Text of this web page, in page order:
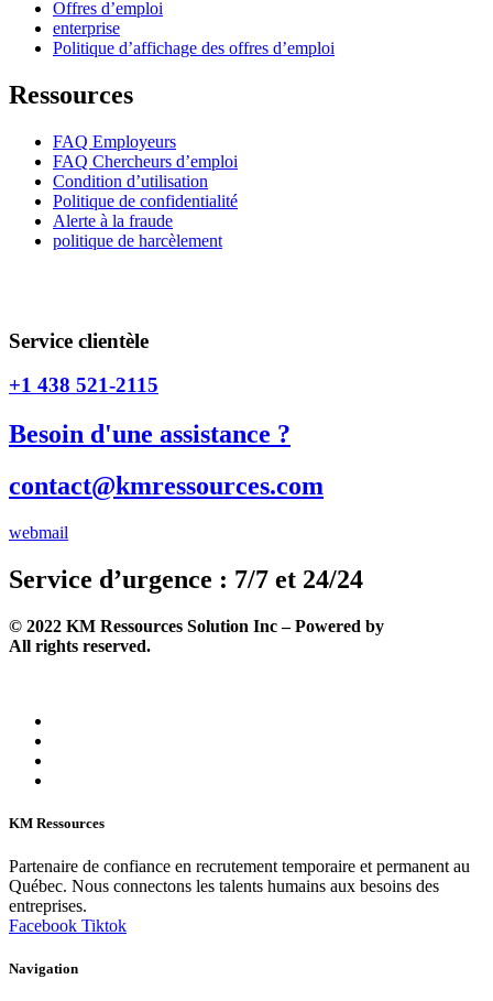
Offres d’emploi
enterprise
Politique d’affichage des offres d’emploi
Ressources
FAQ Employeurs
FAQ Chercheurs d’emploi
Condition d’utilisation
Politique de confidentialité
Alerte à la fraude
politique de harcèlement
Service clientèle
+1 438 521-2115
Besoin d'une assistance ?
contact@kmressources.com
webmail
Service d’urgence : 7/7 et 24/24
© 2022 KM Ressources Solution Inc – Powered by
All rights reserved.
KM Ressources
Partenaire de confiance en recrutement temporaire et permanent au
Québec. Nous connectons les talents humains aux besoins des
entreprises.
Facebook Tiktok
Navigation